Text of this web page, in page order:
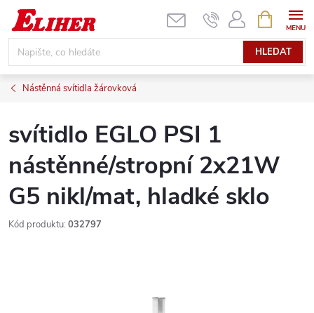
Přejít
obsah
HLEDAT
NÁKUPNÍ
KOŠÍK
Nástěnná svítidla žárovková
svítidlo EGLO PSI 1
nástěnné/stropní 2x21W
G5 nikl/mat, hladké sklo
Kód produktu: 032797